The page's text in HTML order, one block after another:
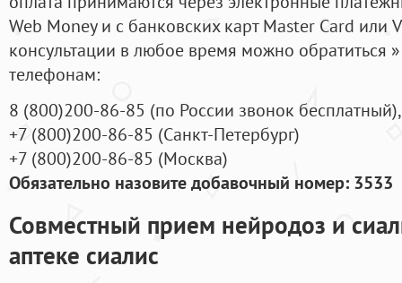
Web Money и с банковских карт Master Card или
консультации в любое время можно обратиться
телефонам:
8 (800)200-86-85 (по России звонок бесплатный),
+7 (800)200-86-85 (Санкт-Петербург)
+7 (800)200-86-85 (Москва)
Обязательно назовите добавочный номер: 3533
Совместный прием нейродоз и
аптеке сиалис